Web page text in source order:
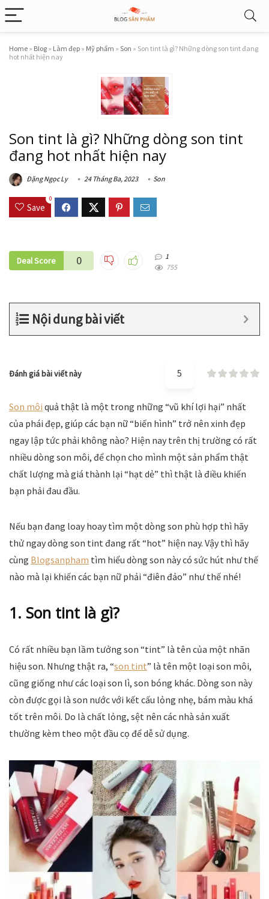
Home » Blog » Làm đẹp » Mỹ phẩm » Son » Son tint là gì? Những dòng son tint đang
hot nhất hiện nay
Son tint là gì? Những dòng son tint
đang hot nhất hiện nay
Đặng Ngọc Ly 24 Tháng Ba, 2023 Son
Save
0
Deal Score 0
1
755
Nội dung bài viết
Đánh giá bài viết này 5
Son môi quả thật là một trong những “vũ khí lợi hại” nhất
của phái đẹp, giúp các bạn nữ “biến hình” trở nên xinh đẹp
ngay lập tức phải không nào? Hiện nay trên thị trường có rất
nhiều dòng son môi, để chọn cho mình một sản phẩm thật
chất lượng mà giá thành lại “hạt dẻ” thì thật là điều khiến
bạn phải đau đầu.
Nếu bạn đang loay hoay tìm một dòng son phù hợp thì hãy
thử ngay dòng son tint đang rất “hot” hiện nay. Vậy thì hãy
cùng Blogsanpham tìm hiểu dòng son này có sức hút như thế
nào mà lại khiến các bạn nữ phải “điên đảo” như thế nhé!
1. Son tint là gì?
Có rất nhiều bạn lầm tưởng son “tint” là tên của một nhãn
hiệu son. Nhưng thật ra, “son tint” là tên một loại son môi,
cũng giống như các loại son lì, son bóng khác. Dòng son này
còn được gọi là son nước với kết cấu lỏng nhẹ, bám màu khá
tốt trên môi. Do là chất lỏng, sệt nên các nhà sản xuất
thường kèm theo một đầu cọ để dễ sử dụng.